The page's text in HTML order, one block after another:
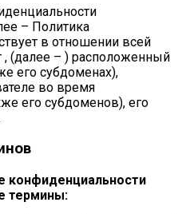
– Политика
в отношении всей
(далее – ) расположенный
его субдоменах),
во время
его субдоменов), его
конфиденциальности
термины: